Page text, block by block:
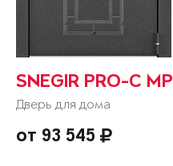
SNEGIR PRO-C MP
Дверь для дома
от 93 545